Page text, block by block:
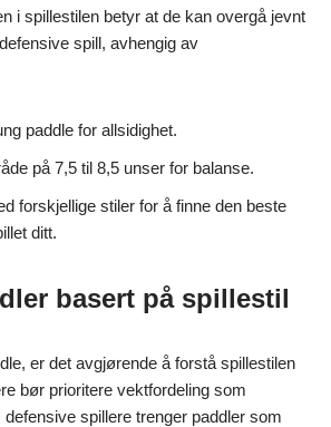
i spillestilen betyr at de kan overgå jevnt
spill, avhengig av
paddle for allsidighet.
på 7,5 til 8,5 unser for balanse.
forskjellige stiler for å finne den beste
ditt.
basert på spillestil
er det avgjørende å forstå spillestilen
bør prioritere vektfordeling som
spillere trenger paddler som